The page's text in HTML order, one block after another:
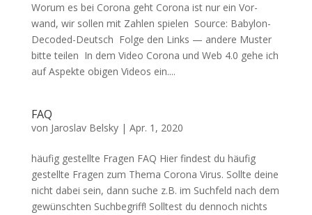
Worum es bei Corona geht Coro­na ist nur ein Vor­
wand, wir sol­len mit Zah­len spielen Source: Baby­lon­
De­co­ded-Deutsch Fol­ge den Links — ande­re Mus­ter
bit­te teilen In dem Video Coro­na und Web 4.0 gehe ich
auf Aspek­te obi­gen Vide­os ein....
FAQ
von Jaroslav Belsky| Apr. 1, 2020
häu­fig gestell­te Fra­gen FAQ Hier fin­dest du häu­fig
gestell­te Fra­gen zum The­ma Coro­na Virus. Soll­te dei­ne
nicht dabei sein, dann suche z.B. im Such­feld nach dem
gewünsch­ten Such­be­griff! Soll­test du den­noch nichts